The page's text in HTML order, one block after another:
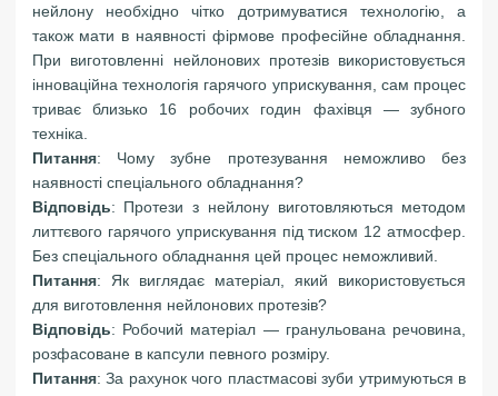
нейлону необхідно чітко дотримуватися технологію, а
також мати в наявності фірмове професійне обладнання.
При виготовленні нейлонових протезів використовується
інноваційна технологія гарячого уприскування, сам процес
триває близько 16 робочих годин фахівця — зубного
техніка.
Питання: Чому зубне протезування неможливо без
наявності спеціального обладнання?
Відповідь: Протези з нейлону виготовляються методом
литтєвого гарячого уприскування під тиском 12 атмосфер.
Без спеціального обладнання цей процес неможливий.
Питання: Як виглядає матеріал, який використовується
для виготовлення нейлонових протезів?
Відповідь: Робочий матеріал — гранульована речовина,
розфасоване в капсули певного розміру.
Питання: За рахунок чого пластмасові зуби утримуються в